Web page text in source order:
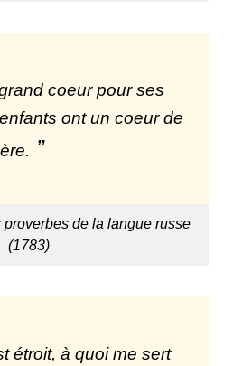
coeur pour ses
ont un coeur de
proverbes de la langue russe
(1783)
étroit, à quoi me sert